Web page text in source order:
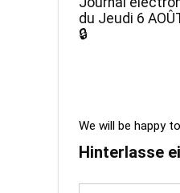
du Jeudi 6
🔒
We will be happy
Hinterlasse